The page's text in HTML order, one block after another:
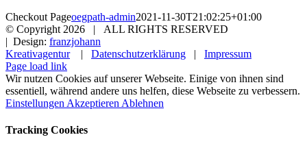
Checkout Pageoegpath-admin2021-11-30T21:02:25+01:00
© Copyright 2026 | ALL RIGHTS RESERVED
| Design: franzjohann
Kreativagentur| Datenschutzerklärung | Impressum
Page load link
Wir nutzen Cookies auf unserer Webseite. Einige von ihnen sind
essentiell, während andere uns helfen, diese Webseite zu verbessern.
Einstellungen Akzeptieren Ablehnen
Tracking Cookies